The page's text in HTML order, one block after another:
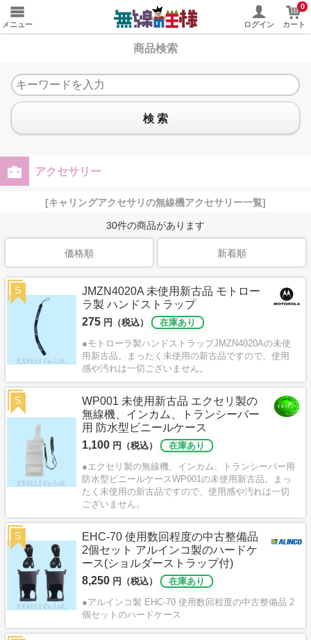
メニュー ログイン
0
カート
商品検索
検 索
アクセサリー
[キャリングアクセサリの無線機アクセサリー一覧]
30件の商品があります
価格順 新着順
JMZN4020A 未使用新古品 モトロー
ラ製 ハンドストラップ
275 円（税込）
在庫あり
●モトローラ製ハンドストラップJMZN4020Aの未使
用新古品。まったく未使用の新古品ですので、使用
感や汚れは一切ございません。
S
WP001 未使用新古品 エクセリ製の
無線機、インカム、トランシーバー
用 防水型ビニールケース
1,100 円（税込）
在庫あり
●エクセリ製の無線機、インカム、トランシーバー用
防水型ビニールケースWP001の未使用新古品。まっ
たく未使用の新古品ですので、使用感や汚れは一切
ございません。
S
EHC-70 使用数回程度の中古整備品
2個セット アルインコ製のハードケ
ース(ショルダーストラップ付)
8,250 円（税込）
在庫あり
●アルインコ製 EHC-70 使用数回程度の中古整備品 2
個セットのハードケース
S